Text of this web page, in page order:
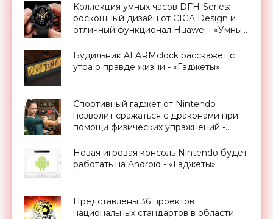
Коллекция умных часов DFH-Series:
роскошный дизайн от CIGA Design и
отличный функционал Huawei - «Умные
Будильник ALARMclock расскажет с
утра о правде жизни - «Гаджеты»
Спортивный гаджет от Nintendo
позволит сражаться с драконами при
помощи физических упражнений -
Новая игровая консоль Nintendo будет
работать на Android - «Гаджеты»
Представлены 36 проектов
национальных стандартов в области